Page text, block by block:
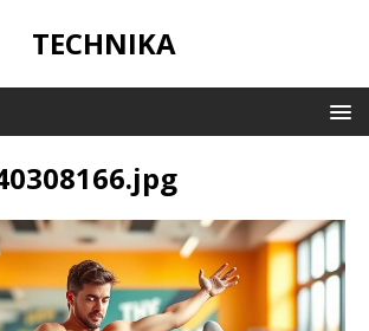
TECHNIKA